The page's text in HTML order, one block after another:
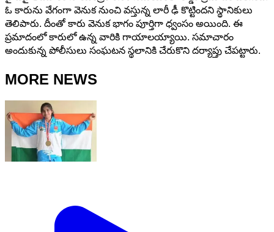
ఓ కారును వేగంగా వెనుక నుంచి వస్తున్న లారీ ఢీ కొట్టిందని స్థానికులు
తెలిపారు. దీంతో కారు వెనుక భాగం పూర్తిగా ధ్వంసం అయింది. ఈ
ప్రమాదంలో కారులో ఉన్న వారికి గాయాలయ్యాయి. సమాచారం
అందుకున్న పోలీసులు సంఘటన స్థలానికి చేరుకొని దర్యాప్తు చేపట్టారు.
MORE NEWS